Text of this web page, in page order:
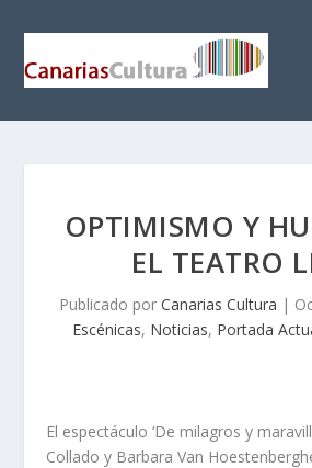
OPTIMISMO Y
EL TEATRO
Publicado por Canarias Cultura |
Escénicas, Noticias, Portada
El espectáculo ‘De milagros y
Collado y Barbara Van